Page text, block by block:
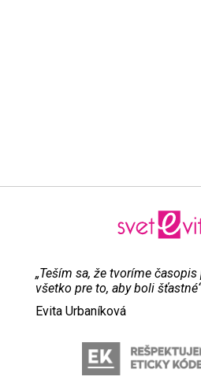
„Teším sa, že tvoríme
všetko pre to, aby boli
Evita Urbaníková